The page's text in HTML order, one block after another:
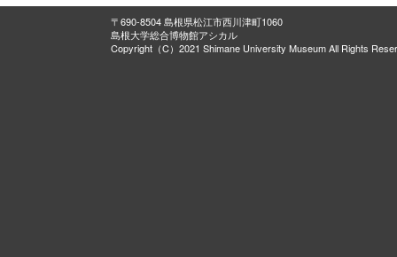
〒690-8504 島根県松江市西川津町1060
島根大学総合博物館アシカル
Copyright（C）2021 Shimane University Museum All Rights